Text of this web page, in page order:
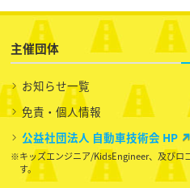
主催団体
お知らせ一覧
免責・個人情報
公益社団法人 自動車技術会 HP
※キッズエンジニア/KidsEngineer、及びロ
す。